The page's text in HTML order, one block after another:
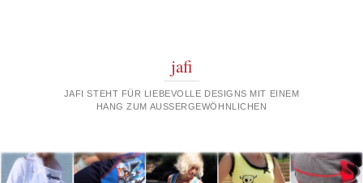
jafi
JAFI STEHT FÜR LIEBEVOLLE DESIGNS MIT EINEM
HANG ZUM AUSSERGEWÖHNLICHEN